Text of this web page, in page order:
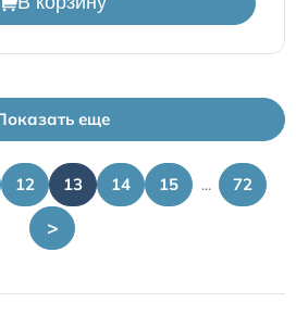
еще
12 13 14 15 ... 72
>